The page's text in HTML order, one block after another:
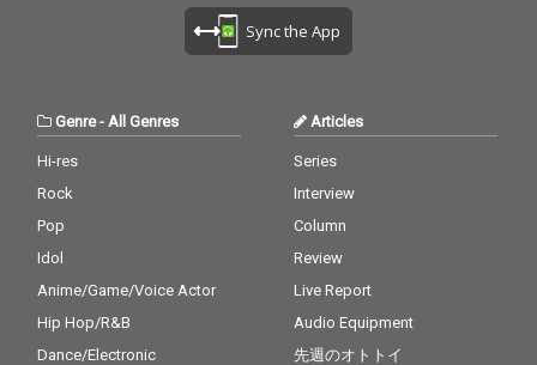
Sync the App
Genre- All Genres
Hi-res
Rock
Pop
Idol
Anime/Game/Voice Actor
Hip Hop/R&B
Dance/Electronic
Articles
Series
Interview
Column
Review
Live Report
Audio Equipment
先週のオトトイ